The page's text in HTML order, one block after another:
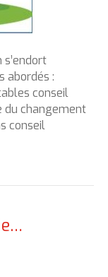
abordés :
conseil
du changement
conseil